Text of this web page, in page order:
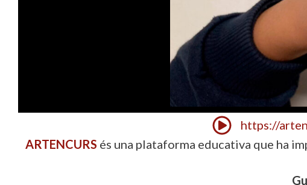
https://
ARTENCURS és una plataforma educativa que ha